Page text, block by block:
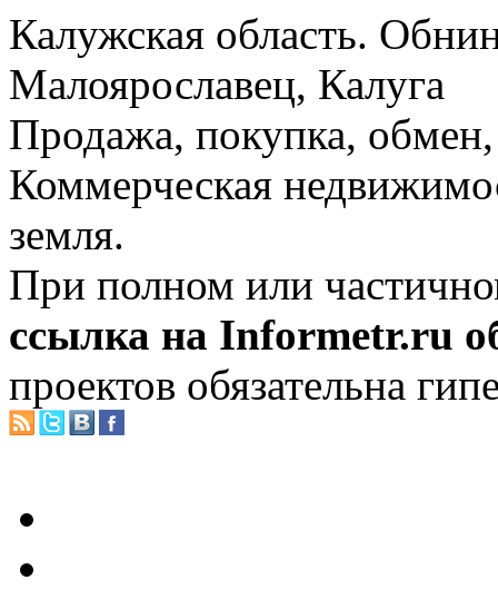
Калужская область.
Малоярославец, Калуга
Продажа, покупка, обмен,
Коммерческая
земля.
При полном или
ссылка на Informetr.ru
проектов обязательна